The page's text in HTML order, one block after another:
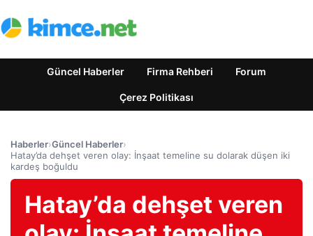
Güncel Haberler Firma Rehberi Forum
Çerez Politikası
Haberler›Güncel Haberler›
Hatay’da dehşet veren olay: İnşaat temeline su dolarak düşen iki
kardeş boğuldu
Hatay’da dehşet veren